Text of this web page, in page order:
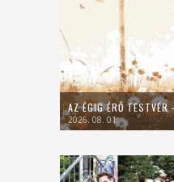
AZ ÉGIG ÉRŐ TESTVÉR
2026. 08. 01.